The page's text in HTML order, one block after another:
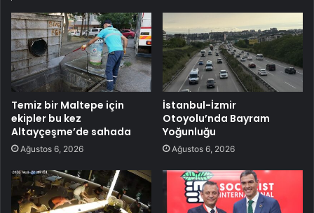
Temiz bir Maltepe için
ekipler bu kez
Altayçeşme’de sahada
Ağustos 6, 2026
İstanbul-İzmir
Otoyolu’nda Bayram
Yoğunluğu
Ağustos 6, 2026